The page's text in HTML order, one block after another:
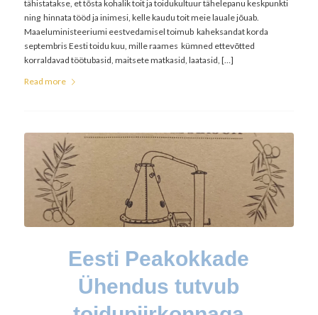
tähistatakse, et tõsta kohalik toit ja toidukultuur tähelepanu keskpunkti
ning hinnata tööd ja inimesi, kelle kaudu toit meie lauale jõuab.
Maaeluministeeriumi eestvedamisel toimub kaheksandat korda
septembris Eesti toidu kuu, mille raames kümned ettevõtted
korraldavad töötubasid, maitsete matkasid, laatasid, […]
Read more
Eesti Peakokkade
Ühendus tutvub